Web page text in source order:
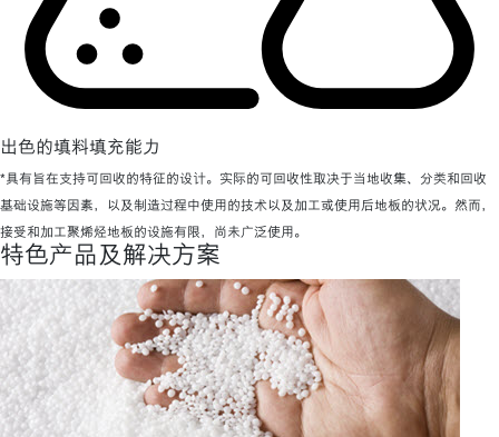
出色的填料填充能力
*具有旨在支持可回收的特征的设计。实际的可回收性取决于当地收集、分类和回收
基础设施等因素，以及制造过程中使用的技术以及加工或使用后地板的状况。然而，
接受和加工聚烯烃地板的设施有限，尚未广泛使用。
特色产品及解决方案